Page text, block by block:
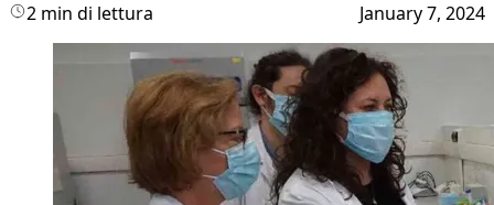
2 min di lettura January 7, 2024